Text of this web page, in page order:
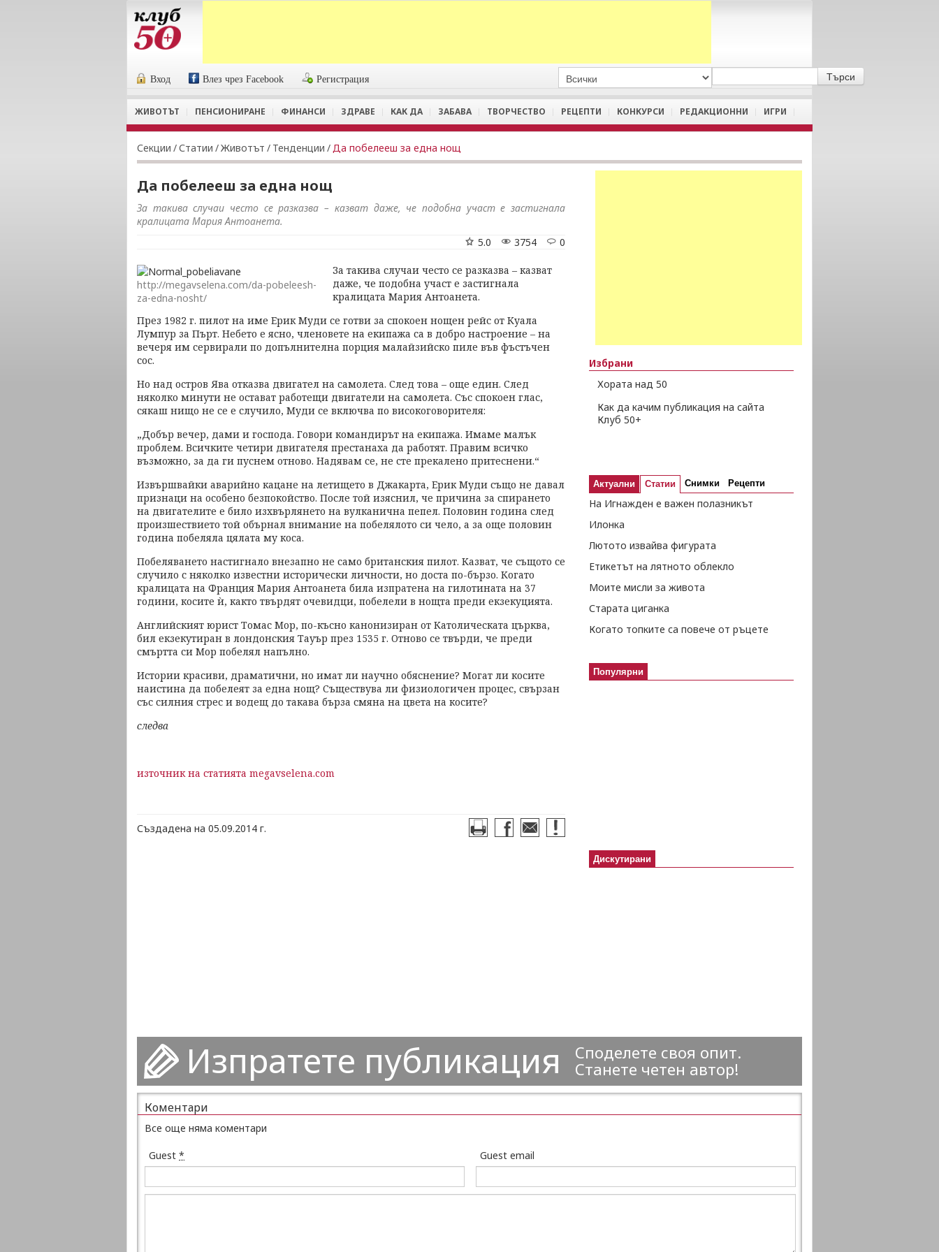
Вход Влез чрез Facebook Регистрация
ЖИВОТЪТ ПЕНСИОНИРАНЕ ФИНАНСИ ЗДРАВЕ КАК ДА ЗАБАВА ТВОРЧЕСТВО РЕЦЕПТИ КОНКУРСИ РЕДАКЦИОННИ ИГРИ
Секции /Статии /Животът / Тенденции /Да побелееш за една нощ
Да побелееш за една нощ
За такива случаи често се разказва – казват даже, че подобна участ е застигнала
кралицата Мария Антоанета.
0
3754
5.0
http://megavselena.com/da-pobeleesh-
za-edna-nosht/
За такива случаи често се разказва – казват
даже, че подобна участ е застигнала
кралицата Мария Антоанета.
През 1982 г. пилот на име Ерик Муди се готви за спокоен нощен рейс от Куала
Лумпур за Пърт. Небето е ясно, членовете на екипажа са в добро настроение – на
вечеря им сервирали по допълнителна порция малайзийско пиле във фъстъчен
сос.
Но над остров Ява отказва двигател на самолета. След това – още един. След
няколко минути не остават работещи двигатели на самолета. Със спокоен глас,
сякаш нищо не се е случило, Муди се включва по високоговорителя:
„Добър вечер, дами и господа. Говори командирът на екипажа. Имаме малък
проблем. Всичките четири двигателя престанаха да работят. Правим всичко
възможно, за да ги пуснем отново. Надявам се, не сте прекалено притеснени.“
Извършвайки аварийно кацане на летището в Джакарта, Ерик Муди също не давал
признаци на особено безпокойство. После той изяснил, че причина за спирането
на двигателите е било изхвърлянето на вулканична пепел. Половин година след
произшествието той обърнал внимание на побелялото си чело, а за още половин
година побеляла цялата му коса.
Побеляването настигнало внезапно не само британския пилот. Казват, че същото се
случило с няколко известни исторически личности, но доста по-бързо. Когато
кралицата на Франция Мария Антоанета била изпратена на гилотината на 37
години, косите ѝ, както твърдят очевидци, побелели в нощта преди екзекуцията.
Английският юрист Томас Мор, по-късно канонизиран от Католическата църква,
бил екзекутиран в лондонския Тауър през 1535 г. Отново се твърди, че преди
смъртта си Мор побелял напълно.
Истории красиви, драматични, но имат ли научно обяснение? Могат ли косите
наистина да побелеят за една нощ? Съществува ли физиологичен процес, свързан
със силния стрес и водещ до такава бърза смяна на цвета на косите?
следва
източник на статията megavselena.com
Създадена на 05.09.2014 г.
Избрани
Хората над 50
Как да качим публикация на сайта
Клуб 50+
Актуални Статии Снимки Рецепти
На Игнажден е важен полазникът
Илонка
Лютото извайва фигурата
Етикетът на лятното облекло
Моите мисли за живота
Старата циганка
Когато топките са повече от ръцете
Популярни
Дискутирани
Изпратете публикация
Споделете своя опит.
Станете четен автор!
Коментари
Все още няма коментари
Guest * Guest email